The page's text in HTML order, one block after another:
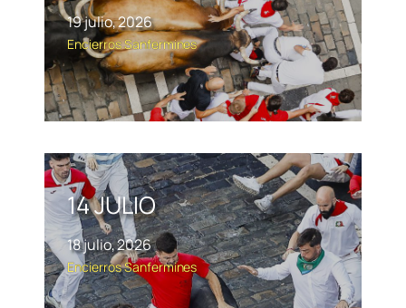
19 julio, 2026
Encierros Sanfermines
14 JULIO
18 julio, 2026
Encierros Sanfermines